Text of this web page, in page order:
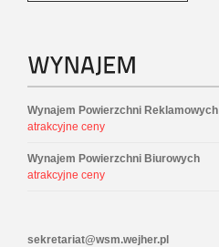
Wynajem Powierzchni Reklamowych
atrakcyjne ceny
Wynajem Powierzchni Biurowych
atrakcyjne ceny
sekretariat@wsm.wejher.pl